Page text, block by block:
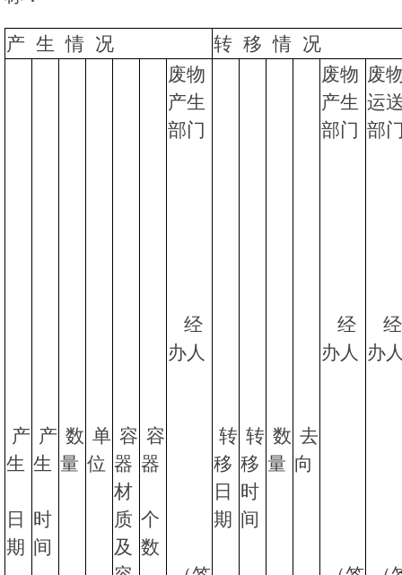
产 生 情 况 转 移 情 况
产
生
日
期
产
生
时
间
数
量
单
位
容
器
材
质
及
容
器
个
数
废物
产生
部门
经
办人
转
移
日
期
转
移
时
间
数
量
去
向
废物
产生
部门
经
办人
废
运
部
经
办